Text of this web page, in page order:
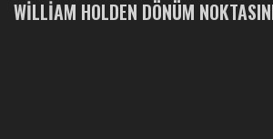
WILLIAM HOLDEN DÖNÜM